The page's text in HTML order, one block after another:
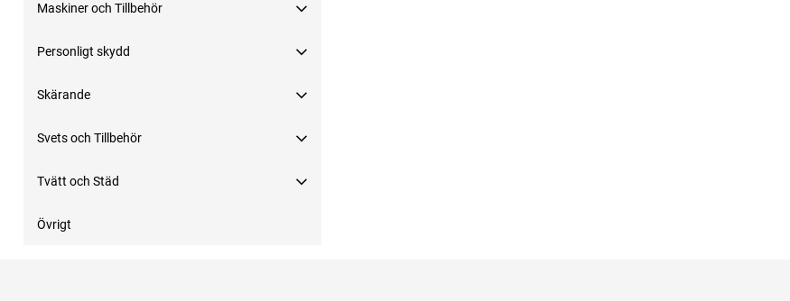
Maskiner och Tillbehör
Personligt skydd
Skärande
Svets och Tillbehör
Tvätt och Städ
Övrigt